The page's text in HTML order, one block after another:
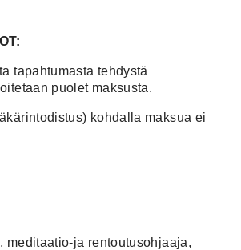
tapahtumasta tehdystä
puolet maksusta.
kohdalla maksua ei
meditaatio-ja rentoutusohjaaja,